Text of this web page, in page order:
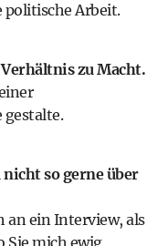
Arbeit.
zu Macht.
gestalte.
nicht so gerne über
an ein Interview, als
Sie mich ewig